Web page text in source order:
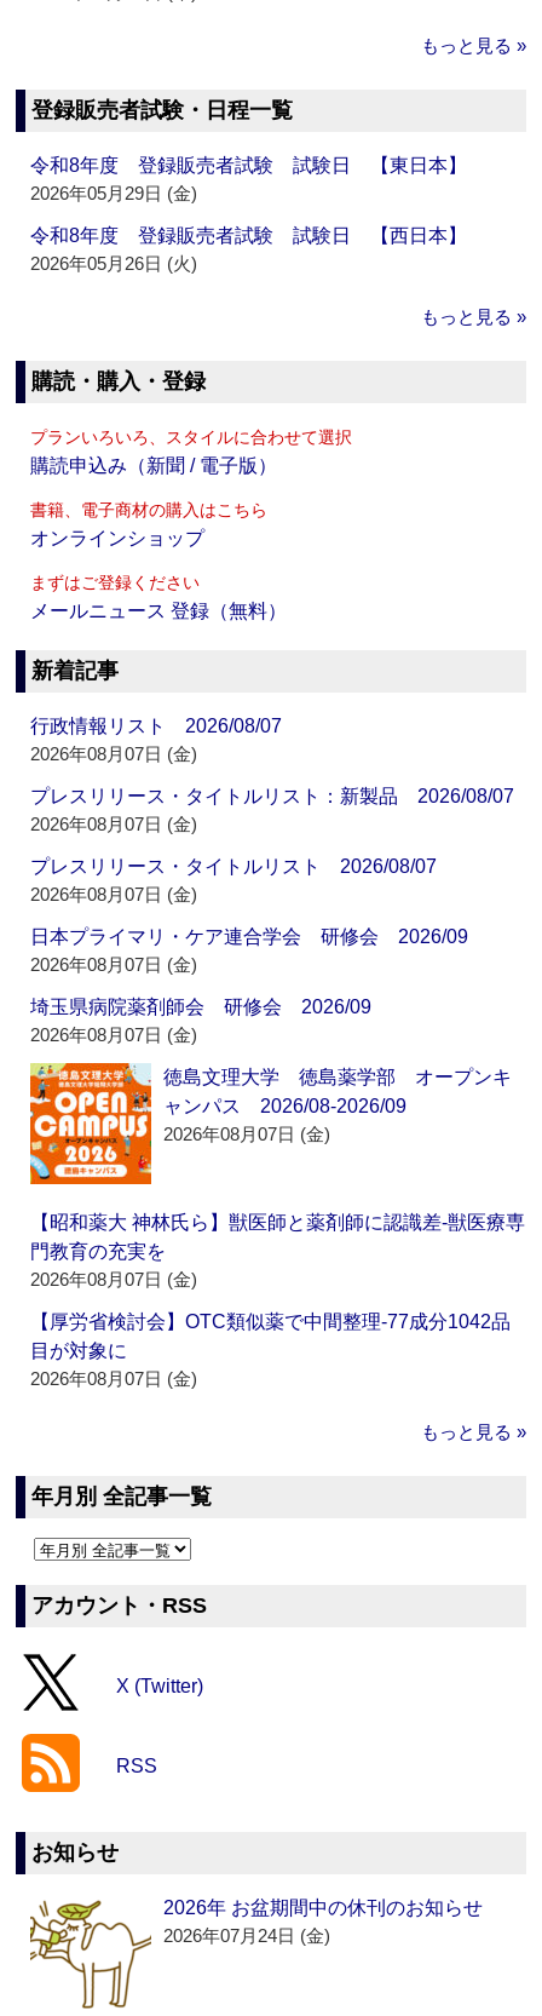
もっと見る »
登録販売者試験・日程一覧
令和8年度 登録販売者試験 試験日 【東日本】
2026年05月29日 (金)
令和8年度 登録販売者試験 試験日 【西日本】
2026年05月26日 (火)
もっと見る »
購読・購入・登録
プランいろいろ、スタイルに合わせて選択
購読申込み（新聞 / 電子版）
書籍、電子商材の購入はこちら
オンラインショップ
まずはご登録ください
メールニュース 登録（無料）
新着記事
行政情報リスト 2026/08/07
2026年08月07日 (金)
プレスリリース・タイトルリスト：新製品 2026/08/07
2026年08月07日 (金)
プレスリリース・タイトルリスト 2026/08/07
2026年08月07日 (金)
日本プライマリ・ケア連合学会 研修会 2026/09
2026年08月07日 (金)
埼玉県病院薬剤師会 研修会 2026/09
2026年08月07日 (金)
徳島文理大学 徳島薬学部 オープンキ
ャンパス 2026/08-2026/09
2026年08月07日 (金)
【昭和薬大 神林氏ら】獣医師と薬剤師に認識差‐獣医療専
門教育の充実を
2026年08月07日 (金)
【厚労省検討会】OTC類似薬で中間整理‐77成分1042品
目が対象に
2026年08月07日 (金)
もっと見る »
年月別 全記事一覧
アカウント・RSS
X (Twitter)
RSS
お知らせ
2026年 お盆期間中の休刊のお知らせ
2026年07月24日 (金)